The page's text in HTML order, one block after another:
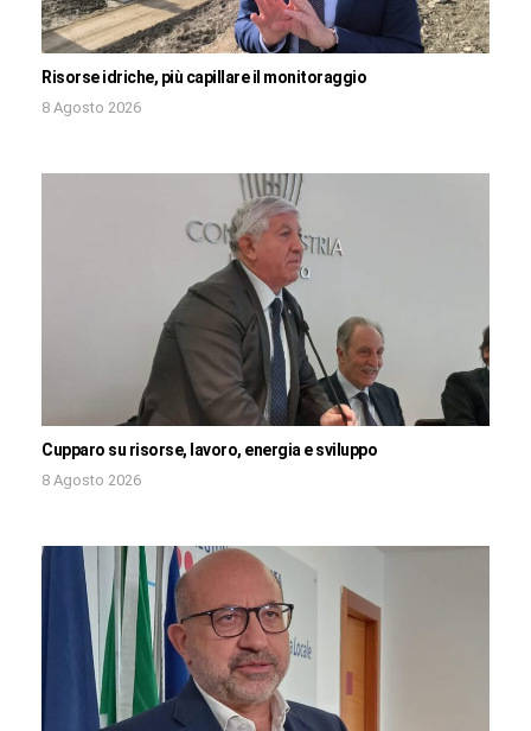
Risorse idriche, più capillare il monitoraggio
8 Agosto 2026
Cupparo su risorse, lavoro, energia e sviluppo
8 Agosto 2026